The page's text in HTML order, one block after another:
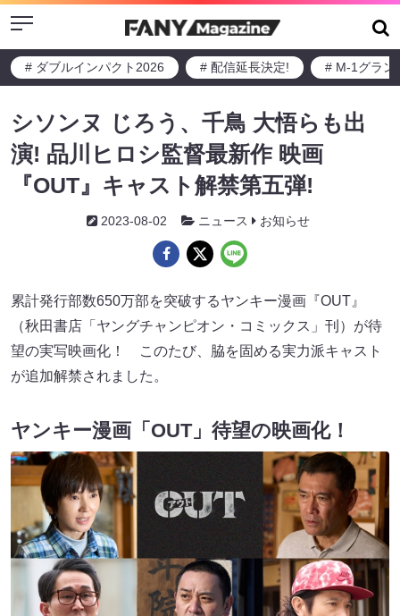
Menu
# ダブルインパクト2026 # 配信延長決定! # M-1グラン
シソンヌ じろう、千鳥 大悟らも出
演! 品川ヒロシ監督最新作 映画
『OUT』キャスト解禁第五弾!
2023-08-02 ニュース お知らせ
累計発行部数650万部を突破するヤンキー漫画『OUT』
（秋田書店「ヤングチャンピオン・コミックス」刊）が待
望の実写映画化！ このたび、脇を固める実力派キャスト
が追加解禁されました。
ヤンキー漫画「OUT」待望の映画化！